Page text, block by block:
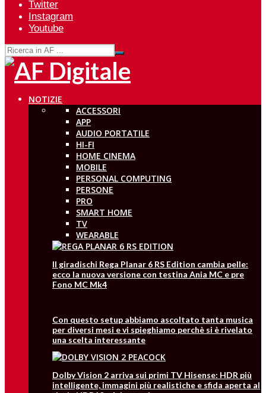
Twitter
Instagram
Youtube
NOTIZIE
ACCESSORI
APP
AUDIO PORTATILE
HI-FI
HOME CINEMA
MOBILE
PERSONAL COMPUTING
PERSONE
PRO
SMART HOME
TV
WEARABLE
Il giradischi Rega Planar 6 RS Edition cambia pelle:
ecco la nuova versione con testina Ania MC e pre
Fono MC Mk4
Con questo setup abbiamo ascoltato tanta musica
per diversi mesi e vi spieghiamo perchè si è rivelato
una scelta interessante
Dolby Vision 2 arriva sui primi TV Hisense: HDR più
intelligente, immagini più realistiche e sfida aperta al